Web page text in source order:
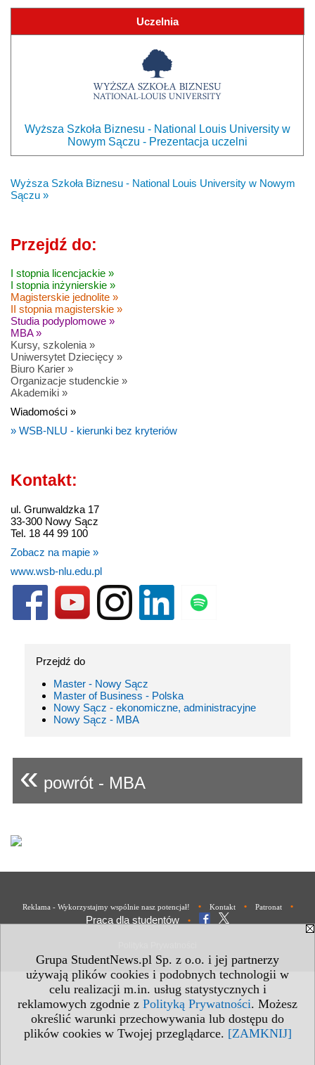
Grupa StudentNews.pl Sp. z o.o. i jej partnerzy
używają plików cookies i podobnych technologii w
celu realizacji m.in. usług statystycznych i
reklamowych zgodnie z Polityką Prywatności. Możesz
określić warunki przechowywania lub dostępu do
plików cookies w Twojej przeglądarce. [ZAMKNIJ]
Uczelnia
Wyższa Szkoła Biznesu - National Louis University w
Nowym Sączu - Prezentacja uczelni
Wyższa Szkoła Biznesu - National Louis University w Nowym
Sączu »
Przejdź do:
I stopnia licencjackie »
I stopnia inżynierskie »
Magisterskie jednolite »
II stopnia magisterskie »
Studia podyplomowe »
MBA »
Kursy, szkolenia »
Uniwersytet Dziecięcy »
Biuro Karier »
Organizacje studenckie »
Akademiki »
Wiadomości »
» WSB-NLU - kierunki bez kryteriów
Kontakt:
ul. Grunwaldzka 17
33-300 Nowy Sącz
Tel. 18 44 99 100
Zobacz na mapie »
www.wsb-nlu.edu.pl
Przejdź do
Master - Nowy Sącz
Master of Business - Polska
Nowy Sącz - ekonomiczne, administracyjne
Nowy Sącz - MBA
« powrót - MBA
Reklama - Wykorzystajmy wspólnie nasz potencjał! • Kontakt • Patronat •
Praca dla studentów •